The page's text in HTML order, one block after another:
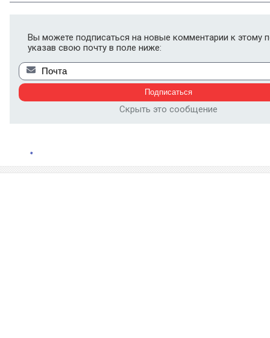
Вы можете подписаться на новые комментарии к этому
указав свою почту в поле ниже:
Скрыть это сообщение